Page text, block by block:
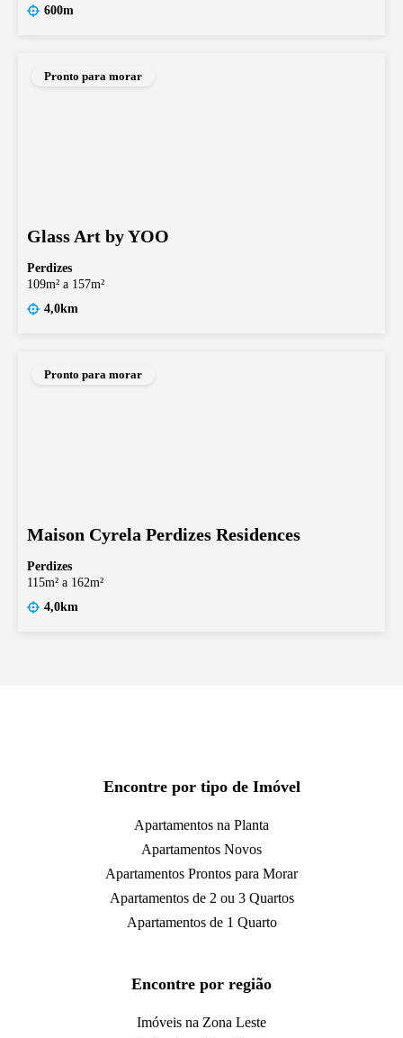
600m
Pronto para morar
Glass Art by YOO
Perdizes
109m² a 157m²
4,0km
Pronto para morar
Maison Cyrela Perdizes Residences
Perdizes
115m² a 162m²
4,0km
Encontre por tipo de Imóvel
Apartamentos na Planta
Apartamentos Novos
Apartamentos Prontos para Morar
Apartamentos de 2 ou 3 Quartos
Apartamentos de 1 Quarto
Encontre por região
Imóveis na Zona Leste